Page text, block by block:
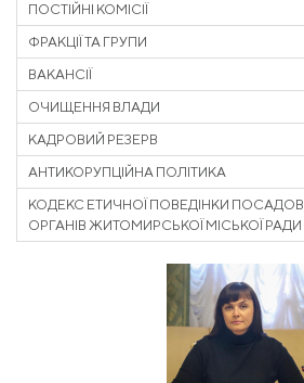
ПОСТІЙНІ КОМІСІЇ
ФРАКЦІЇ ТА ГРУПИ
ВАКАНСІЇ
ОЧИЩЕННЯ ВЛАДИ
КАДРОВИЙ РЕЗЕРВ
АНТИКОРУПЦІЙНА ПОЛІТИКА
КОДЕКС ЕТИЧНОЇ ПОВЕДІНКИ
ОРГАНІВ ЖИТОМИРСЬКОЇ МІСЬКОЇ РАДИ